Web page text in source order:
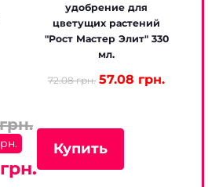
удобрение для
цветущих растений
"Рост Мастер Элит" 330
мл.
72.08 грн. 57.08 грн.
Купить